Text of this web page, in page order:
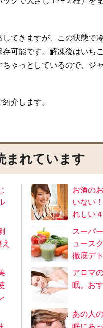
てきますが、この状態で
可能です。解凍後はいち
ゃっとしているので、ジ
介します。
まれています
お酒の
いない
れしい
スーパ
ュース
徹底デ
アロマ
眠。お
あの人
眠にあ